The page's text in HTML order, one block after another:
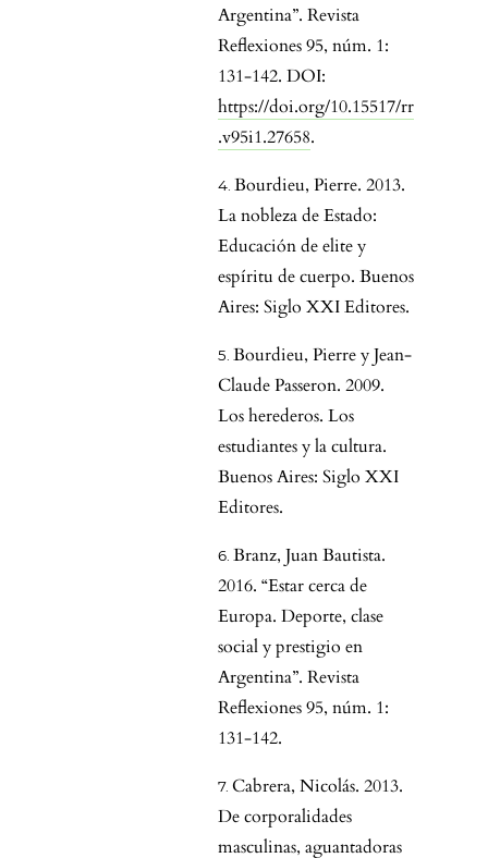
Argentina”. Revista
Reflexiones 95, núm. 1:
131-142. DOI:
https://doi.org/10.15517/rr
.v95i1.27658.
Bourdieu, Pierre. 2013.
La nobleza de Estado:
Educación de elite y
espíritu de cuerpo. Buenos
Aires: Siglo XXI Editores.
Bourdieu, Pierre y Jean-
Claude Passeron. 2009.
Los herederos. Los
estudiantes y la cultura.
Buenos Aires: Siglo XXI
Editores.
Branz, Juan Bautista.
2016. “Estar cerca de
Europa. Deporte, clase
social y prestigio en
Argentina”. Revista
Reflexiones 95, núm. 1:
131-142.
Cabrera, Nicolás. 2013.
De corporalidades
masculinas, aguantadoras